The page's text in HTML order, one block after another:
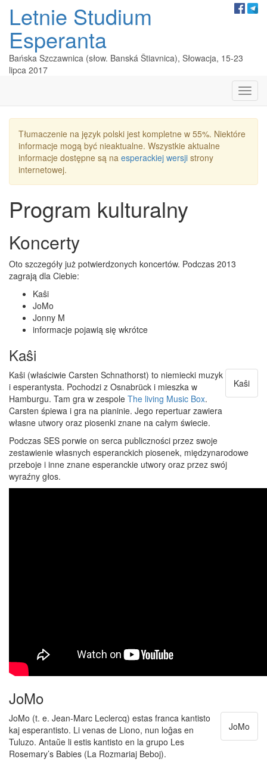
Letnie Studium
Esperanta
Bańska Szczawnica (słow. Banská Štiavnica), Słowacja, 15-23
lipca 2017
=
Tłumaczenie na język polski jest kompletne w 55%. Niektóre
informacje mogą być nieaktualne. Wszystkie aktualne
informacje dostępne są na esperackiej wersji strony
internetowej.
Program kulturalny
Koncerty
Oto szczegóły już potwierdzonych koncertów. Podczas 2013
zagrają dla Ciebie:
Kaŝi
JoMo
Jonny M
informacje pojawią się wkrótce
Kaŝi
Kaŝi
Kaŝi (właściwie Carsten Schnathorst) to niemiecki muzyk
i esperantysta. Pochodzi z Osnabrück i mieszka w
Hamburgu. Tam gra w zespole The living Music Box.
Carsten śpiewa i gra na pianinie. Jego repertuar zawiera
własne utwory oraz piosenki znane na całym świecie.
Podczas SES porwie on serca publiczności przez swoje
zestawienie własnych esperanckich piosenek, międzynarodowe
przeboje i inne znane esperanckie utwory oraz przez swój
wyraźny głos.
JoMo
JoMo
JoMo (t. e. Jean-Marc Leclercq) estas franca kantisto
kaj esperantisto. Li venas de Liono, nun loĝas en
Tuluzo. Antaŭe li estis kantisto en la grupo Les
Rosemary’s Babies (La Rozmariaj Beboj).